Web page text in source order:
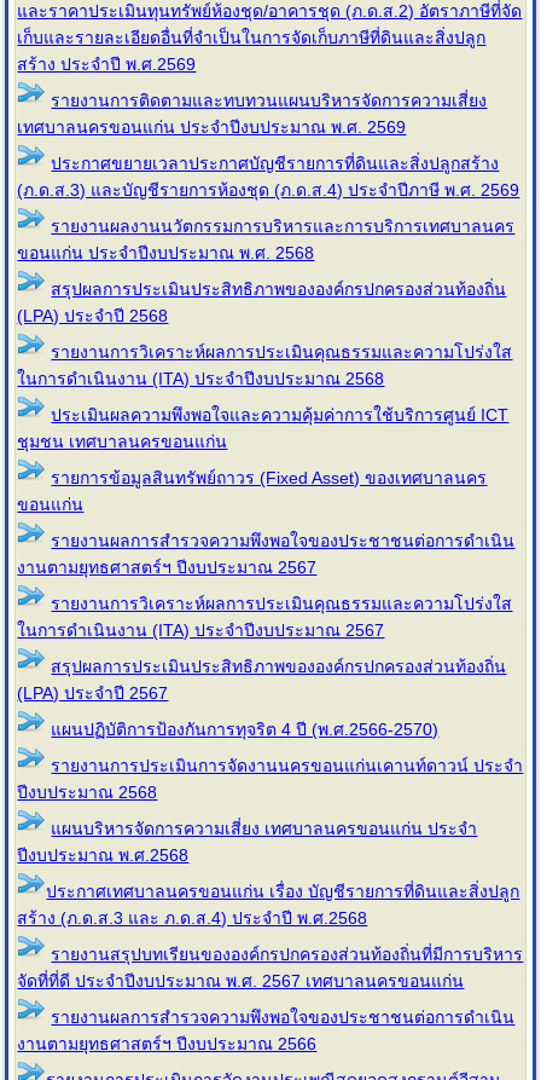
และราคาประเมินทุนทรัพย์ห้องชุด/อาคารชุด (ภ.ด.ส.2) อัตราภาษีที่จัด
เก็บและรายละเอียดอื่นที่จำเป็นในการจัดเก็บภาษีที่ดินและสิ่งปลูก
สร้าง ประจำปี พ.ศ.2569
รายงานการติดตามและทบทวนแผนบริหารจัดการความเสี่ยง
เทศบาลนครขอนแก่น ประจำปีงบประมาณ พ.ศ. 2569
ประกาศขยายเวลาประกาศบัญชีรายการที่ดินและสิ่งปลูกสร้าง
(ภ.ด.ส.3) และบัญชีรายการห้องชุด (ภ.ด.ส.4) ประจำปีภาษี พ.ศ. 2569
รายงานผลงานนวัตกรรมการบริหารและการบริการเทศบาลนคร
ขอนแก่น ประจำปีงบประมาณ พ.ศ. 2568
สรุปผลการประเมินประสิทธิภาพขององค์กรปกครองส่วนท้องถิ่น
(LPA) ประจำปี 2568
รายงานการวิเคราะห์ผลการประเมินคุณธรรมและความโปร่งใส
ในการดำเนินงาน (ITA) ประจำปีงบประมาณ 2568
ประเมินผลความพึงพอใจและความคุ้มค่าการใช้บริการศูนย์ ICT
ชุมชน เทศบาลนครขอนแก่น
รายการข้อมูลสินทรัพย์ถาวร (Fixed Asset) ของเทศบาลนคร
ขอนแก่น
รายงานผลการสำรวจความพึงพอใจของประชาชนต่อการดำเนิน
งานตามยุทธศาสตร์ฯ ปีงบประมาณ 2567
รายงานการวิเคราะห์ผลการประเมินคุณธรรมและความโปร่งใส
ในการดำเนินงาน (ITA) ประจำปีงบประมาณ 2567
สรุปผลการประเมินประสิทธิภาพขององค์กรปกครองส่วนท้องถิ่น
(LPA) ประจำปี 2567
แผนปฏิบัติการป้องกันการทุจริต 4 ปี (พ.ศ.2566-2570)
รายงานการประเมินการจัดงานนครขอนแก่นเคานท์ดาวน์ ประจำ
ปีงบประมาณ 2568
แผนบริหารจัดการความเสี่ยง เทศบาลนครขอนแก่น ประจํา
ปีงบประมาณ พ.ศ.2568
ประกาศเทศบาลนครขอนแก่น เรื่อง บัญชีรายการที่ดินและสิ่งปลูก
สร้าง (ภ.ด.ส.3 และ ภ.ด.ส.4) ประจำปี พ.ศ.2568
รายงานสรุปบทเรียนขององค์กรปกครองส่วนท้องถิ่นที่มีการบริหาร
จัดที่ที่ดี ประจำปีงบประมาณ พ.ศ. 2567 เทศบาลนครขอนแก่น
รายงานผลการสำรวจความพึงพอใจของประชาชนต่อการดำเนิน
งานตามยุทธศาสตร์ฯ ปีงบประมาณ 2566